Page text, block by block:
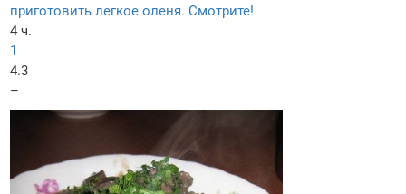
приготовить легкое оленя. Смотрите!
4 ч.
1
4.3
–